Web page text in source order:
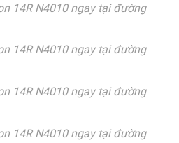
14R N4010 ngay tại đường
14R N4010 ngay tại đường
14R N4010 ngay tại đường
14R N4010 ngay tại đường